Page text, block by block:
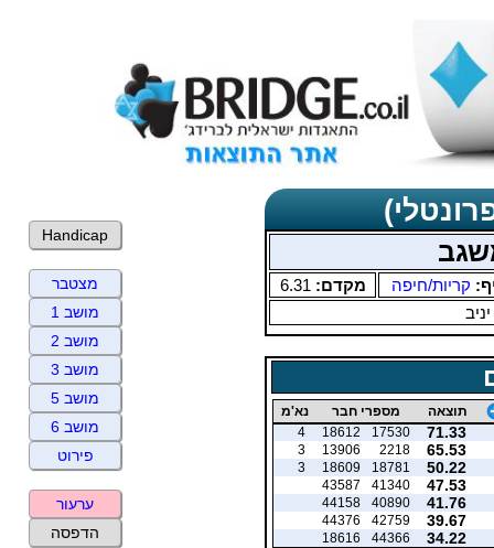
קריות/חיפה מקדם: 6.31
תוצאה מספרי חבר נא'מ
71.33
17530
18612
4
65.53
2218
13906
3
50.22
18781
18609
3
47.53
41340
43587
41.76
40890
44158
39.67
42759
44376
34.22
44366
18616
Handicap
מצטבר
מושב 1
מושב 2
מושב 3
מושב 5
מושב 6
פירוט
ערעור
הדפסה